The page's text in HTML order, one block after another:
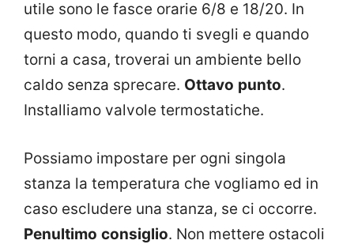
utile sono le fasce orarie 6/8 e 18/20. In
questo modo, quando ti svegli e quando
torni a casa, troverai un ambiente bello
caldo senza sprecare. Ottavo punto.
Installiamo valvole termostatiche.
Possiamo impostare per ogni singola
stanza la temperatura che vogliamo ed in
caso escludere una stanza, se ci occorre.
Penultimo consiglio. Non mettere ostacoli